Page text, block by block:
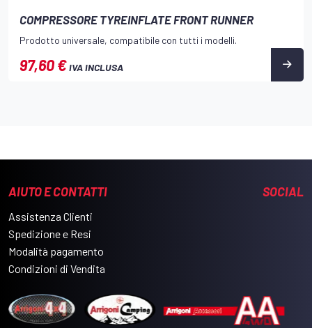
COMPRESSORE TYREINFLATE FRONT RUNNER
Prodotto universale, compatibile con tutti i modelli.
97,60 €IVA INCLUSA
AIUTO E CONTATTI
Assistenza Clienti
Spedizione e Resi
Modalità pagamento
Condizioni di Vendita
SOCIAL